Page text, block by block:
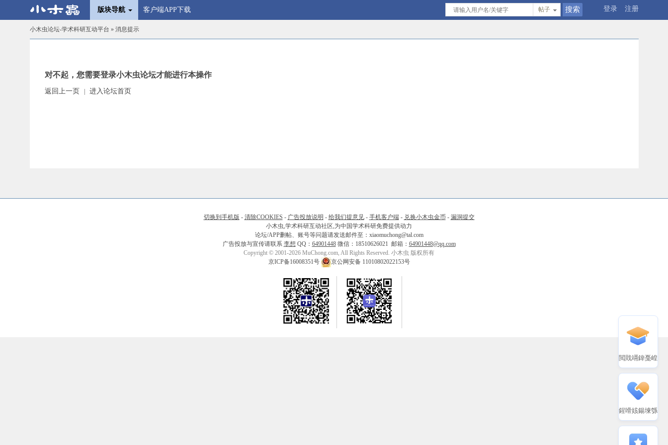
版块导航 客户端APP下载 登录 注册
帖子
小木虫论坛-学术科研互动平台 » 消息提示
对不起，您需要登录小木虫论坛才能进行本操作
返回上一页 进入论坛首页
切换到手机版 - 清除COOKIES - 广告投放说明 - 给我们提意见- 手机客户端- 兑换小木虫金币 - 漏洞提交
小木虫,学术科研互动社区,为中国学术科研免费提供动力
论坛/APP删帖、账号等问题请发送邮件至：xiaomuchong@tal.com
广告投放与宣传请联系 李想 QQ： 64901448微信：18510626021 邮箱： 64901448@qq.com
Copyright © 2001-2026 MuChong.com, All Rights Reserved. 小木虫 版权所有
京ICP备16008351号
京公网安备 11010802022153号
閲戝竵鍏戞崲
鍟嗗姟鍚堜綔